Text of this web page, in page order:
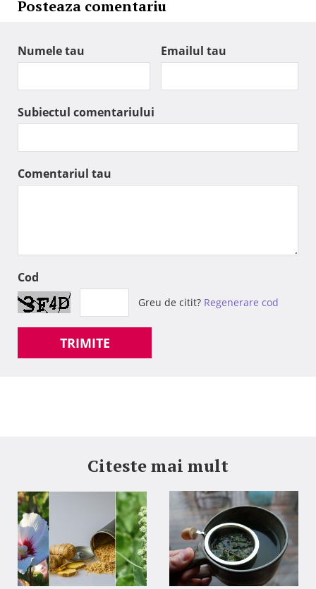
Posteaza comentariu
Numele tau Emailul tau
Subiectul comentariului
Comentariul tau
Cod
Greu de citit? Regenerare cod
TRIMITE
Citeste mai mult